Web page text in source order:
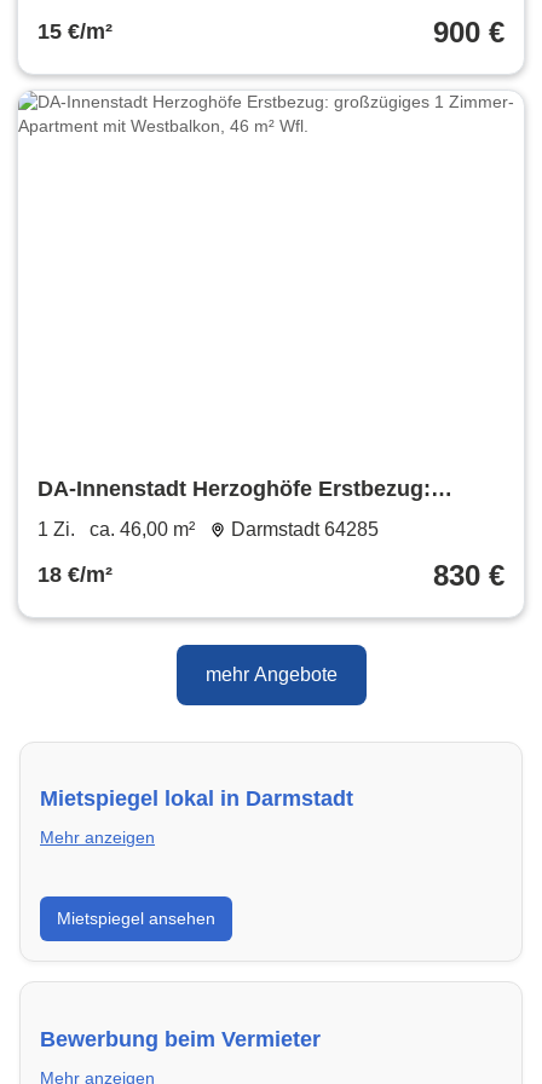
15 €/m² 900 €
DA-Innenstadt Herzoghöfe Erstbezug:
großzügiges 1 Zimmer-Apartment mit
1 Zi. ca. 46,00 m² Darmstadt 64285
18 €/m² 830 €
mehr Angebote
Mietspiegel lokal in Darmstadt
Mehr anzeigen
Erhalte einen Überblick über die aktuellen Mietpreise
regional in Darmstadt. So weißt du genau, welche
Miete fair ist und wo sich ein Vergleich lohnt.
Mietspiegel ansehen
Bewerbung beim Vermieter
Mehr anzeigen